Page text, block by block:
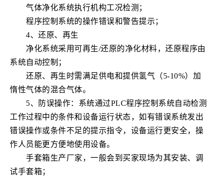
气体净化系统执行机构工况检测；
程序控制 系统的操作错误和警告提示；
4、还原、再生
净化系统采用可再生/还原的净化材料，还原程序由
系统自动控制；
还原、再生时需满足供电和提供氢气（5-10%）加
惰性气体的混合气体。
5、防误操作：系统通过PLC程序控制系统自动检测
工作过程中的条件和设备运行状态，如有错误系统发出
错误操作或条件不足的提示指令，设备运行更安全，操
作人员能更方便地使用设备。
手套箱生产厂家，一般会到买家现场为其安装、调
试手套箱；